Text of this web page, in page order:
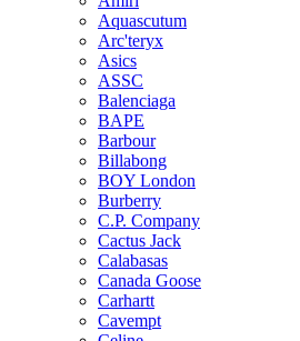
Aquascutum
Arc'teryx
Asics
ASSC
Balenciaga
BAPE
Barbour
Billabong
BOY London
Burberry
C.P. Company
Cactus Jack
Calabasas
Canada Goose
Carhartt
Cavempt